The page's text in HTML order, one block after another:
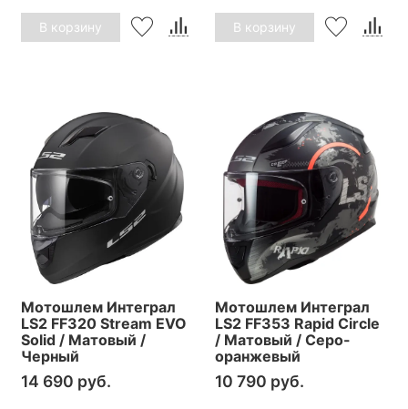
В корзину В корзину
Мотошлем Интеграл
LS2 FF320 Stream EVO
Solid / Матовый /
Черный
14 690 руб.
Мотошлем Интеграл
LS2 FF353 Rapid Circle
/ Матовый / Серо-
оранжевый
10 790 руб.